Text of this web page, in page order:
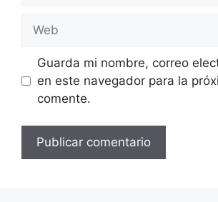
Guarda mi nombre, correo
en este navegador para la
comente.